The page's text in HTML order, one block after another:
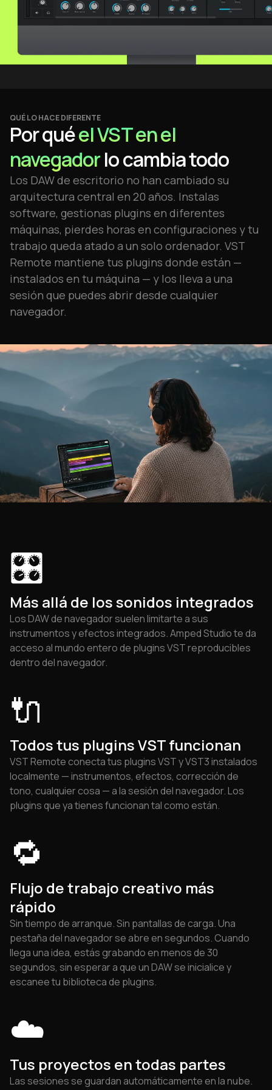
QUÉ LO HACE DIFERENTE
Por quéel VST en el
navegadorlo cambia todo
Los DAW de escritorio no han cambiado su
arquitectura central en 20 años. Instalas
software, gestionas plugins en diferentes
máquinas, pierdes horas en configuraciones y tu
trabajo queda atado a un solo ordenador. VST
Remote mantiene tus plugins donde están —
instalados en tu máquina — y los lleva a una
sesión que puedes abrir desde cualquier
navegador.
🎛
Más allá de los sonidos integrados
Los DAW de navegador suelen limitarte a sus
instrumentos y efectos integrados. Amped Studio te da
acceso al mundo entero de plugins VST reproducibles
dentro del navegador.
🔌
Todos tus plugins VST funcionan
VST Remote conecta tus plugins VST y VST3 instalados
localmente — instrumentos, efectos, corrección de
tono, cualquier cosa — a la sesión del navegador. Los
plugins que ya tienes funcionan tal como están.
🔁
Flujo de trabajo creativo más
rápido
Sin tiempo de arranque. Sin pantallas de carga. Una
pestaña del navegador se abre en segundos. Cuando
llega una idea, estás grabando en menos de 30
segundos, sin esperar a que un DAW se inicialice y
escanee tu biblioteca de plugins.
☁️
Tus proyectos en todas partes
Las sesiones se guardan automáticamente en la nube.